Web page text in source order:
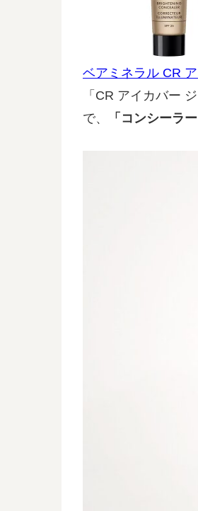
ベアミネラル CR
「CR アイカバー
で、
「コンシーラ